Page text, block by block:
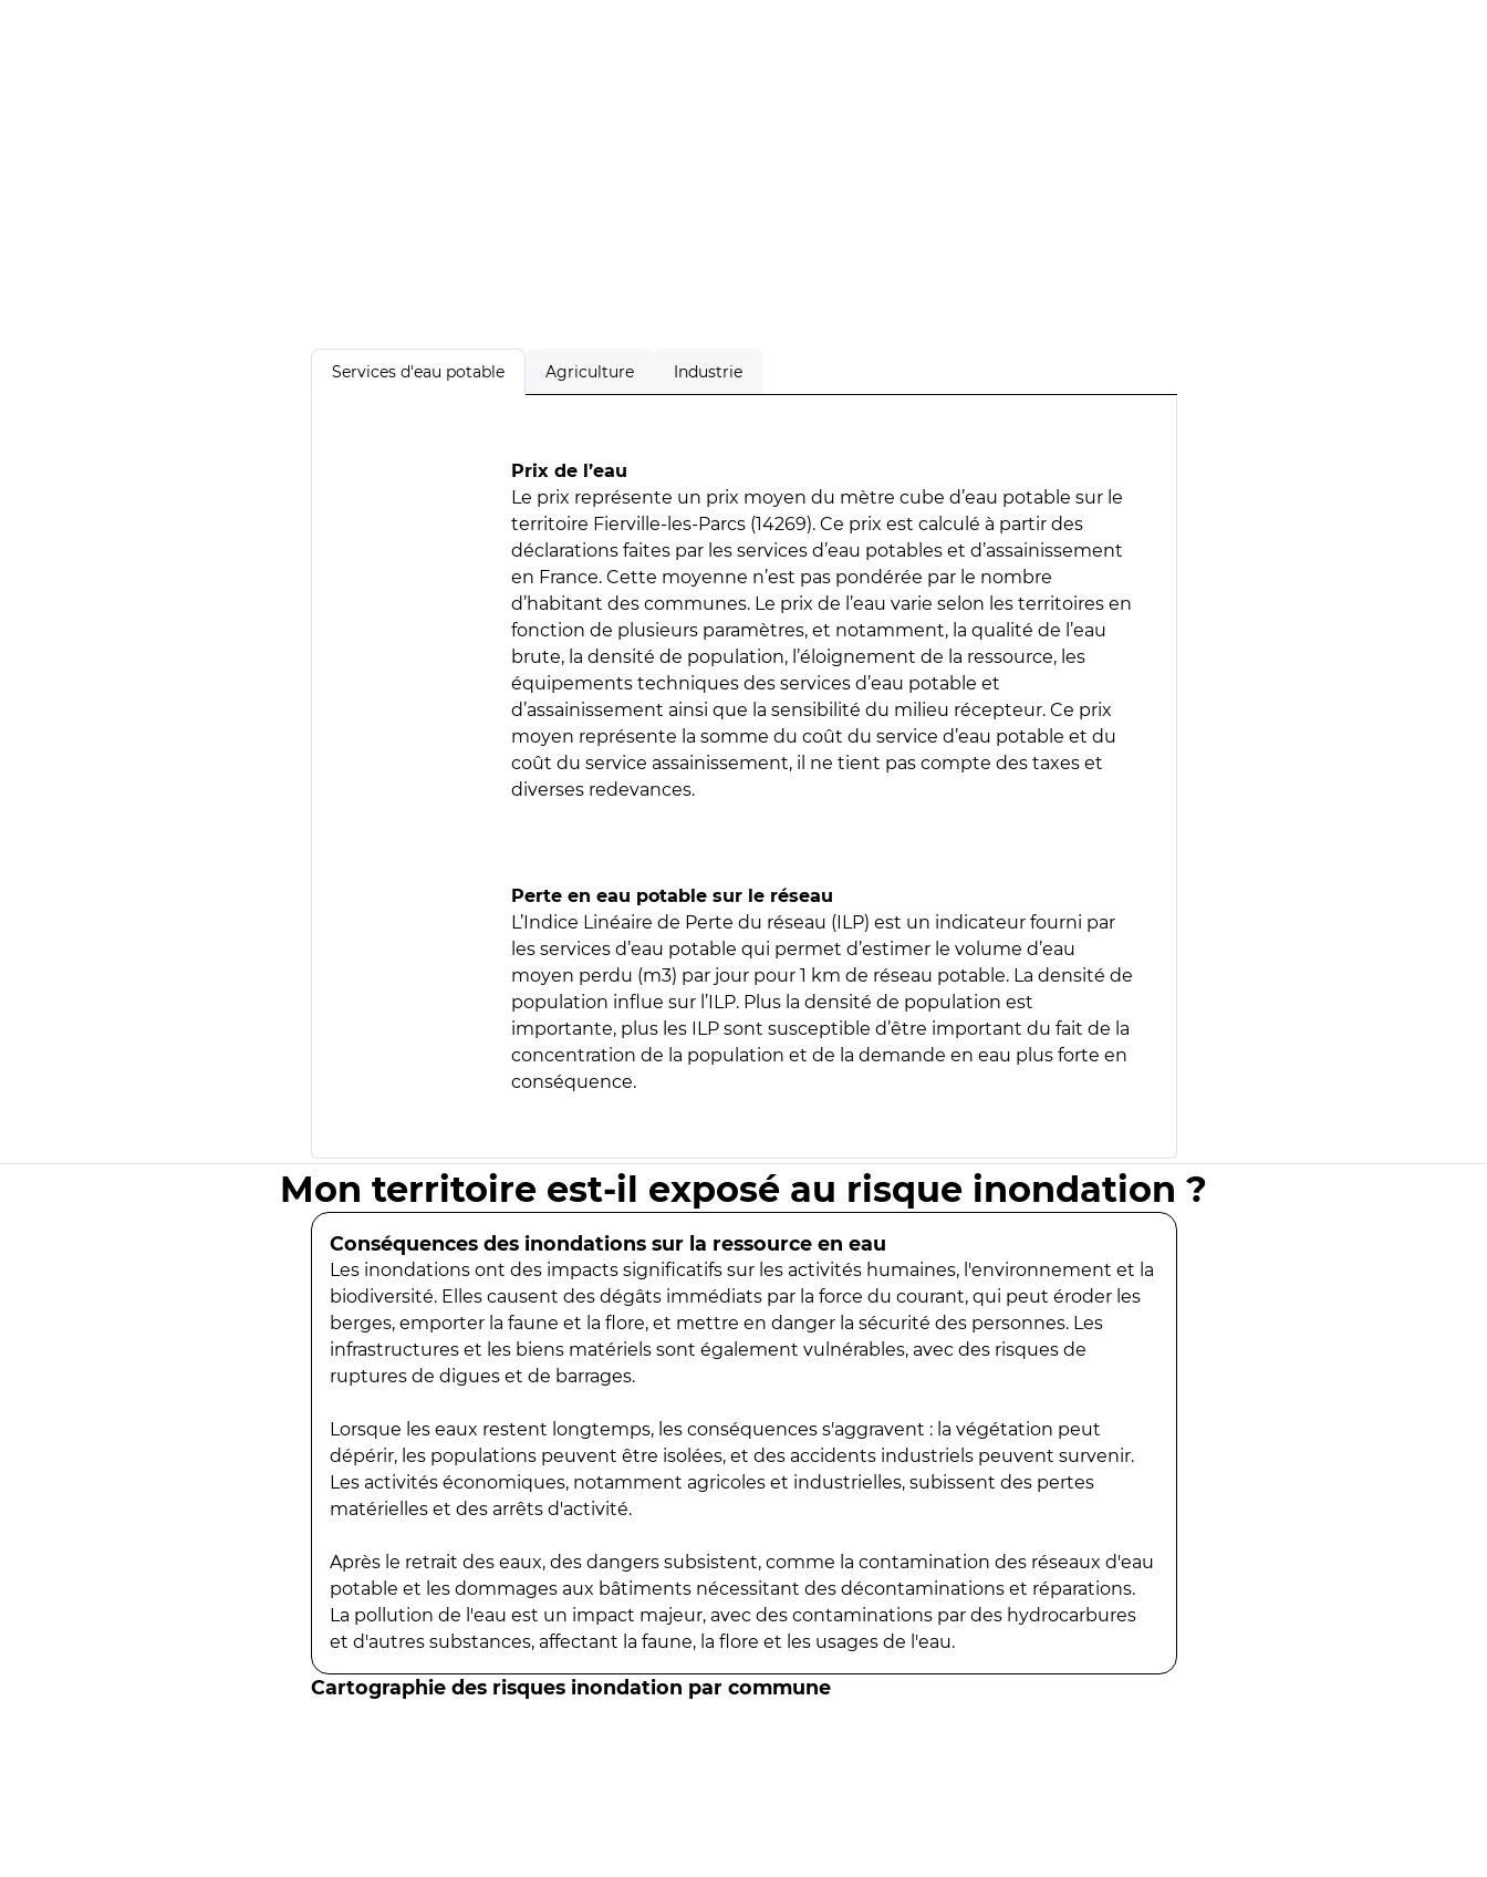
Services d'eau potable Agriculture Industrie
Prix de l’eau
Le prix représente un prix moyen du mètre cube d’eau potable sur le
territoire Fierville-les-Parcs (14269). Ce prix est calculé à partir des
déclarations faites par les services d’eau potables et d’assainissement
en France. Cette moyenne n’est pas pondérée par le nombre
d’habitant des communes. Le prix de l’eau varie selon les territoires en
fonction de plusieurs paramètres, et notamment, la qualité de l’eau
brute, la densité de population, l’éloignement de la ressource, les
équipements techniques des services d’eau potable et
d’assainissement ainsi que la sensibilité du milieu récepteur. Ce prix
moyen représente la somme du coût du service d’eau potable et du
coût du service assainissement, il ne tient pas compte des taxes et
diverses redevances.
Perte en eau potable sur le réseau
L’Indice Linéaire de Perte du réseau (ILP) est un indicateur fourni par
les services d’eau potable qui permet d’estimer le volume d’eau
moyen perdu (m3) par jour pour 1 km de réseau potable. La densité de
population influe sur l’ILP. Plus la densité de population est
importante, plus les ILP sont susceptible d’être important du fait de la
concentration de la population et de la demande en eau plus forte en
conséquence.
Mon territoire est-il exposé au risque inondation ?
Conséquences des inondations sur la ressource en eau
Les inondations ont des impacts significatifs sur les activités humaines, l'environnement et la
biodiversité. Elles causent des dégâts immédiats par la force du courant, qui peut éroder les
berges, emporter la faune et la flore, et mettre en danger la sécurité des personnes. Les
infrastructures et les biens matériels sont également vulnérables, avec des risques de
ruptures de digues et de barrages.
Lorsque les eaux restent longtemps, les conséquences s'aggravent : la végétation peut
dépérir, les populations peuvent être isolées, et des accidents industriels peuvent survenir.
Les activités économiques, notamment agricoles et industrielles, subissent des pertes
matérielles et des arrêts d'activité.
Après le retrait des eaux, des dangers subsistent, comme la contamination des réseaux d'eau
potable et les dommages aux bâtiments nécessitant des décontaminations et réparations.
La pollution de l'eau est un impact majeur, avec des contaminations par des hydrocarbures
et d'autres substances, affectant la faune, la flore et les usages de l'eau.
Cartographie des risques inondation par commune